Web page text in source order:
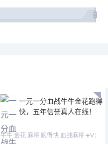
一元一分血战牛牛金花跑得
快，五年信誉真人在线！
牛牛 金花 麻将 跑得快 血战麻将 ➕V：